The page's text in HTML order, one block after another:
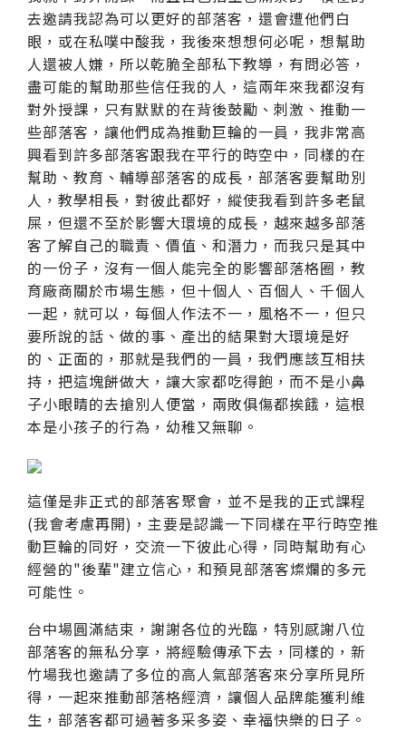
去邀請我認為可以更好的部落客，還會遭他們白
眼，或在私噗中酸我，我後來想想何必呢，想幫助
人還被人嫌，所以乾脆全部私下教導，有問必答，
盡可能的幫助那些信任我的人，這兩年來我都沒有
對外授課，只有默默的在背後鼓勵、刺激、推動一
些部落客，讓他們成為推動巨輪的一員，我非常高
興看到許多部落客跟我在平行的時空中，同樣的在
幫助、教育、輔導部落客的成長，部落客要幫助別
人，教學相長，對彼此都好，縱使我看到許多老鼠
屎，但還不至於影響大環境的成長，越來越多部落
客了解自己的職責、價值、和潛力，而我只是其中
的一份子，沒有一個人能完全的影響部落格圈，教
育廠商關於市場生態，但十個人、百個人、千個人
一起，就可以，每個人作法不一，風格不一，但只
要所說的話、做的事、產出的結果對大環境是好
的、正面的，那就是我們的一員，我們應該互相扶
持，把這塊餅做大，讓大家都吃得飽，而不是小鼻
子小眼睛的去搶別人便當，兩敗俱傷都挨餓，這根
本是小孩子的行為，幼稚又無聊。
這僅是非正式的部落客聚會，並不是我的正式課程
(我會考慮再開)，主要是認識一下同樣在平行時空推
動巨輪的同好，交流一下彼此心得，同時幫助有心
經營的"後輩"建立信心，和預見部落客燦爛的多元
可能性。
台中場圓滿結束，謝謝各位的光臨，特別感謝八位
部落客的無私分享，將經驗傳承下去，同樣的，新
竹場我也邀請了多位的高人氣部落客來分享所見所
得，一起來推動部落格經濟，讓個人品牌能獲利維
生，部落客都可過著多采多姿、幸福快樂的日子。